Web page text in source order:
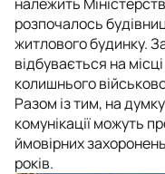
розпочалось
житлового будинку.
відбувається на
колишнього
Разом із тим, на
комунікації можуть
ймовірних
років.